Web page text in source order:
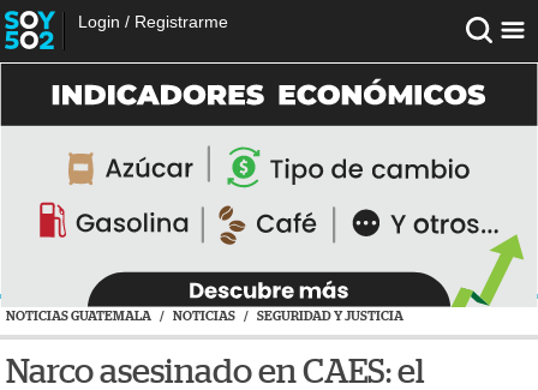
Login / Registrarme
NOTICIAS GUATEMALA / NOTICIAS / SEGURIDAD Y JUSTICIA
Narco asesinado en CAES: el